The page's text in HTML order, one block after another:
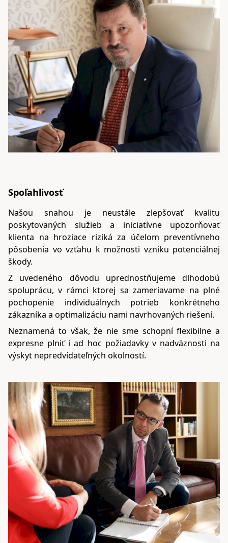
Spoľahlivosť
Našou snahou je neustále zlepšovať kvalitu
poskytovaných služieb a iniciatívne upozorňovať
klienta na hroziace riziká za účelom preventívneho
pôsobenia vo vzťahu k možnosti vzniku potenciálnej
škody.
Z uvedeného dôvodu uprednostňujeme dlhodobú
spoluprácu, v rámci ktorej sa zameriavame na plné
pochopenie individuálnych potrieb konkrétneho
zákazníka a optimalizáciu nami navrhovaných riešení.
Neznamená to však, že nie sme schopní flexibilne a
expresne plniť i ad hoc požiadavky v nadväznosti na
výskyt nepredvídateľných okolností.